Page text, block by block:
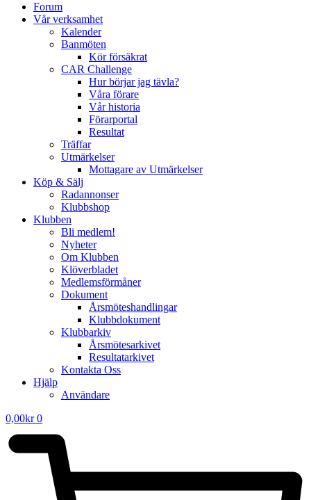
Forum
Vår verksamhet
Kalender
Banmöten
Kör försäkrat
CAR Challenge
Hur börjar jag tävla?
Våra förare
Vår historia
Förarportal
Resultat
Träffar
Utmärkelser
Mottagare av Utmärkelser
Köp & Sälj
Radannonser
Klubbshop
Klubben
Bli medlem!
Nyheter
Om Klubben
Klöverbladet
Medlemsförmåner
Dokument
Årsmöteshandlingar
Klubbdokument
Klubbarkiv
Årsmötesarkivet
Resultatarkivet
Kontakta Oss
Hjälp
Användare
0,00kr 0